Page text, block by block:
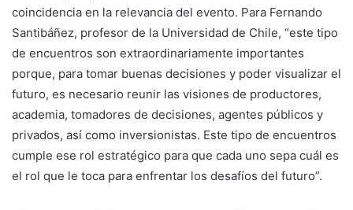
coincidencia en la relevancia del evento. Para Fernando
Santibáñez, profesor de la Universidad de Chile, “este tipo
de encuentros son extraordinariamente importantes
porque, para tomar buenas decisiones y poder visualizar el
futuro, es necesario reunir las visiones de productores,
academia, tomadores de decisiones, agentes públicos y
privados, así como inversionistas. Este tipo de encuentros
cumple ese rol estratégico para que cada uno sepa cuál es
el rol que le toca para enfrentar los desafíos del futuro”.